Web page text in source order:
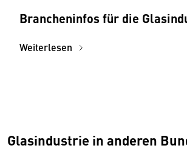
Brancheninfos für die
Weiterlesen
Glasindustrie in anderen